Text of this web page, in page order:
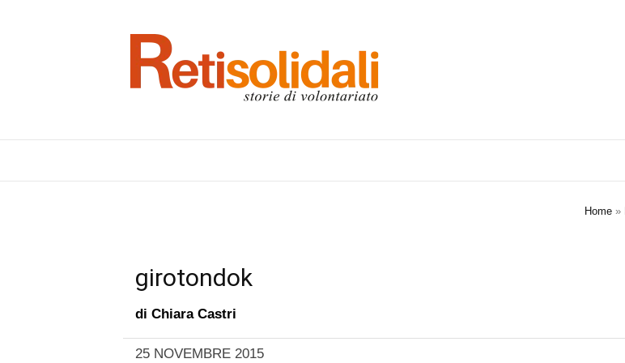
Home »
girotondok
di Chiara Castri
25 NOVEMBRE 2015